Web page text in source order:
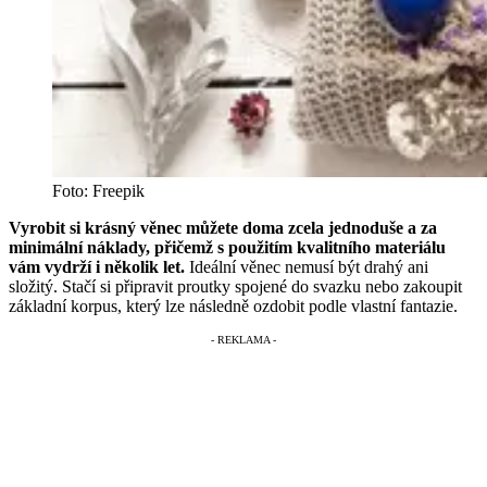
Foto: Freepik
Vyrobit si krásný věnec můžete doma zcela jednoduše a za
minimální náklady, přičemž s použitím kvalitního materiálu
vám vydrží i několik let. Ideální věnec nemusí být drahý ani
složitý. Stačí si připravit proutky spojené do svazku nebo zakoupit
základní korpus, který lze následně ozdobit podle vlastní fantazie.